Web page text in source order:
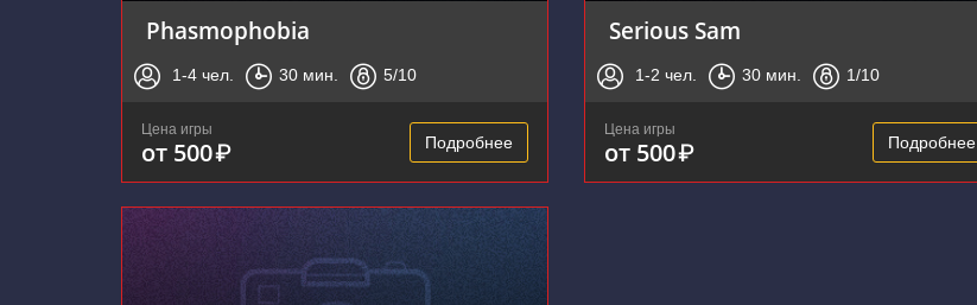
Phasmophobia
1-4 чел. 30 мин. 5/10
Цена игры
от 500₽ Подробнее
Serious Sam
1-2 чел. 30 мин. 1/10
Цена игры
от 500₽ Подробнее